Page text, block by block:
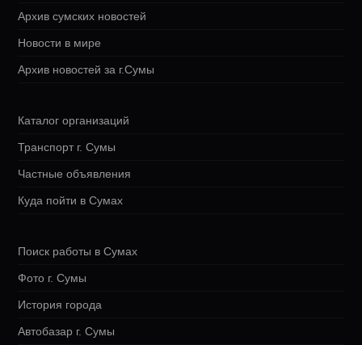
Архив сумских новостей
Новости в мире
Архив новостей за г.Сумы
Каталог организаций
Транспорт г. Сумы
Частные объявления
Куда пойти в Сумах
Поиск работы в Сумах
Фото г. Сумы
История города
Автобазар г. Сумы